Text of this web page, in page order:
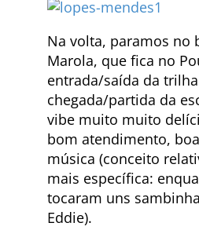
Na volta, paramos no
Marola, que fica no
entrada/saída da
chegada/partida da
vibe muito muito
bom atendimento,
música (conceito
mais específica:
tocaram uns
Eddie).